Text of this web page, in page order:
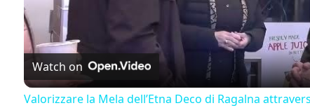
Watch on
Valorizzare la Mela dell’Etna Deco di Ragalna